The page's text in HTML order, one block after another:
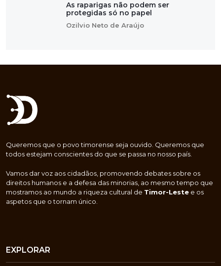
As raparigas não podem ser
protegidas só no papel
Ozilvio Neto de Araújo
Queremos que o povo timorense seja ouvido. Queremos que
todos estejam conscientes do que se passa no nosso país.
Vamos dar voz aos cidadãos, promovendo debates sobre os
direitos humanos e a defesa das minorias, ao mesmo tempo que
mostramos ao mundo a riqueza cultural de Timor-Leste e os
aspetos que o tornam único.
EXPLORAR